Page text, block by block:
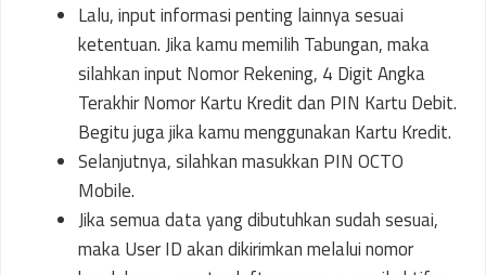
Lalu, input informasi penting lainnya sesuai
ketentuan. Jika kamu memilih Tabungan, maka
silahkan input Nomor Rekening, 4 Digit Angka
Terakhir Nomor Kartu Kredit dan PIN Kartu Debit.
Begitu juga jika kamu menggunakan Kartu Kredit.
Selanjutnya, silahkan masukkan PIN OCTO
Mobile.
Jika semua data yang dibutuhkan sudah sesuai,
maka User ID akan dikirimkan melalui nomor